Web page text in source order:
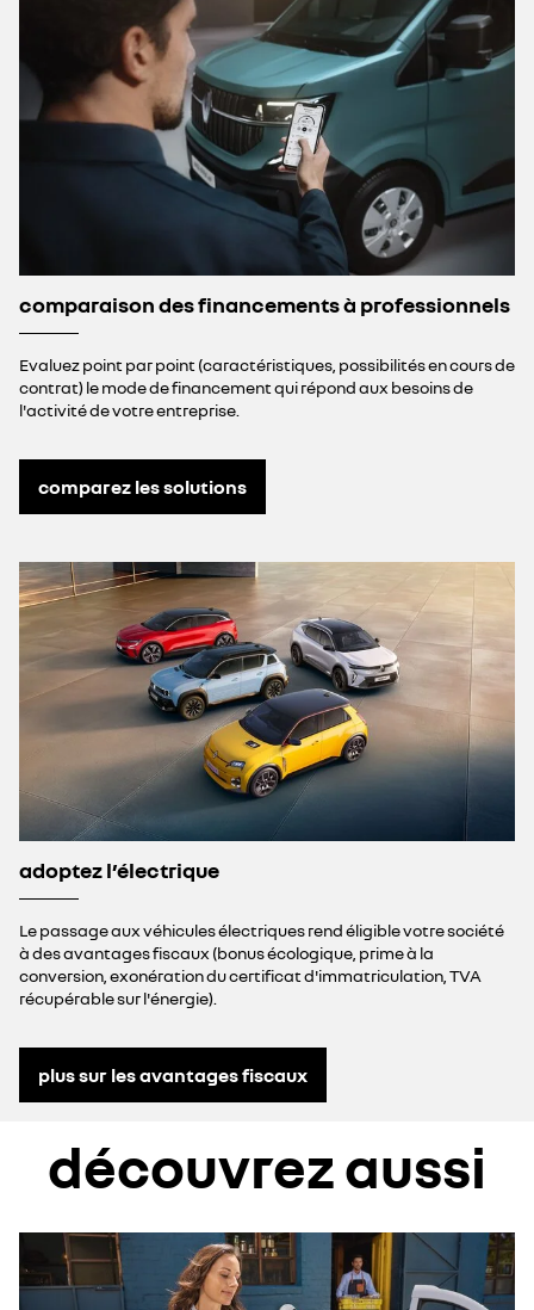
comparaison des financements à professionnels
Evaluez point par point (caractéristiques, possibilités en cours de
contrat) le mode de financement qui répond aux besoins de
l'activité de votre entreprise.
comparez les solutions
adoptez l’électrique
Le passage aux véhicules électriques rend éligible votre société
à des avantages fiscaux (bonus écologique, prime à la
conversion, exonération du certificat d'immatriculation, TVA
récupérable sur l'énergie).
plus sur les avantages fiscaux
découvrez aussi